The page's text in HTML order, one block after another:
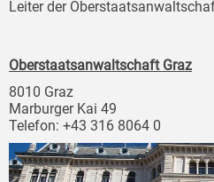
Leiter der
Oberstaatsanwaltschaft Graz
8010 Graz
Marburger Kai 49
Telefon: +43 316 8064 0